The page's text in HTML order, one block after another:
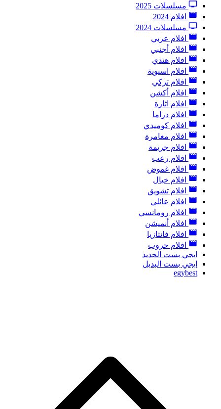
مسلسلات 2025
افلام 2024
مسلسلات 2024
افلام عربي
افلام أجنبي
افلام هندي
افلام اسيوية
افلام تركي
افلام أكشن
افلام اثارة
افلام دراما
افلام كوميدي
افلام مغامرة
افلام جريمة
افلام رعب
افلام غموض
افلام خيال
افلام تشويق
افلام عائلي
افلام رومانسي
افلام أنميشن
افلام فانتازيا
افلام حروب
ايجي بست الجديد
ايجي بست البديل
egybest